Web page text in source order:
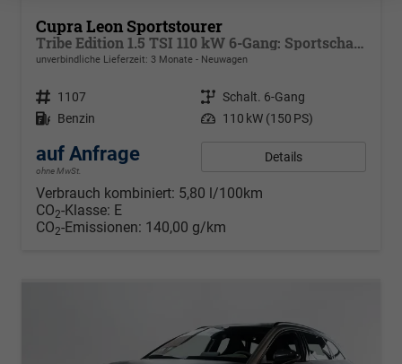
Cupra Leon Sportstourer
Tribe Edition 1.5 TSI 110 kW 6-Gang: Sportschalensitze beheizbar, elektrisch einstellbar, DCC Fahrwerk, 19 Zoll Alufelgen ,Cupra Seitenschweller, Klimaautomatik 3 Zonen,
unverbindliche Lieferzeit: 3 Monate Neuwagen
Fahrzeugnr. 1107 Getriebe Schalt. 6-Gang
Kraftstoff Benzin Leistung 110 kW (150 PS)
auf Anfrage
ohne MwSt.
Details
Verbrauch kombiniert: 5,80 l/100km
CO2-Klasse: E
CO2-Emissionen: 140,00 g/km